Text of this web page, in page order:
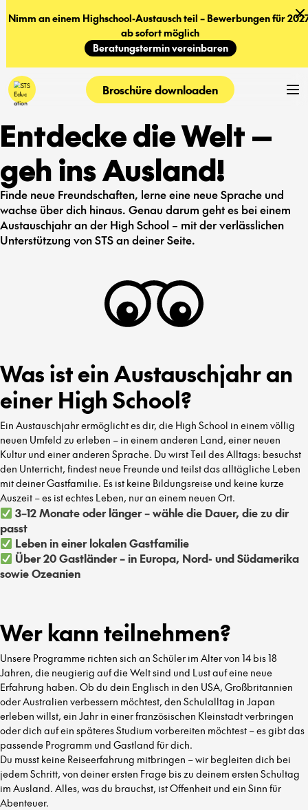
Nimm an einem Highschool-Austausch teil – Bewerbungen für
ab sofort möglich
Beratungstermin vereinbaren
Broschüre downloaden
Entdecke die Welt —
geh ins Ausland!
Finde neue Freundschaften, lerne eine neue Sprache und
wachse über dich hinaus. Genau darum geht es bei einem
Austauschjahr an der High School – mit der verlässlichen
Unterstützung von STS an deiner Seite.
Was ist ein Austauschjahr an
einer High School?
Ein Austauschjahr ermöglicht es dir, die High School in einem völlig
neuen Umfeld zu erleben – in einem anderen Land, einer neuen
Kultur und einer anderen Sprache. Du wirst Teil des Alltags: besuchst
den Unterricht, findest neue Freunde und teilst das alltägliche Leben
mit deiner Gastfamilie. Es ist keine Bildungsreise und keine kurze
Auszeit – es ist echtes Leben, nur an einem neuen Ort.
3–12 Monate oder länger – wähle die Dauer, die zu dir
passt
Leben in einer lokalen Gastfamilie
Über 20 Gastländer – in Europa, Nord- und Südamerika
sowie Ozeanien
Wer kann teilnehmen?
Unsere Programme richten sich an Schüler im Alter von 14 bis 18
Jahren, die neugierig auf die Welt sind und Lust auf eine neue
Erfahrung haben. Ob du dein Englisch in den USA, Großbritannien
oder Australien verbessern möchtest, den Schulalltag in Japan
erleben willst, ein Jahr in einer französischen Kleinstadt verbringen
oder dich auf ein späteres Studium vorbereiten möchtest – es gibt das
passende Programm und Gastland für dich.
Du musst keine Reiseerfahrung mitbringen – wir begleiten dich bei
jedem Schritt, von deiner ersten Frage bis zu deinem ersten Schultag
im Ausland. Alles, was du brauchst, ist Offenheit und ein Sinn für
Abenteuer.